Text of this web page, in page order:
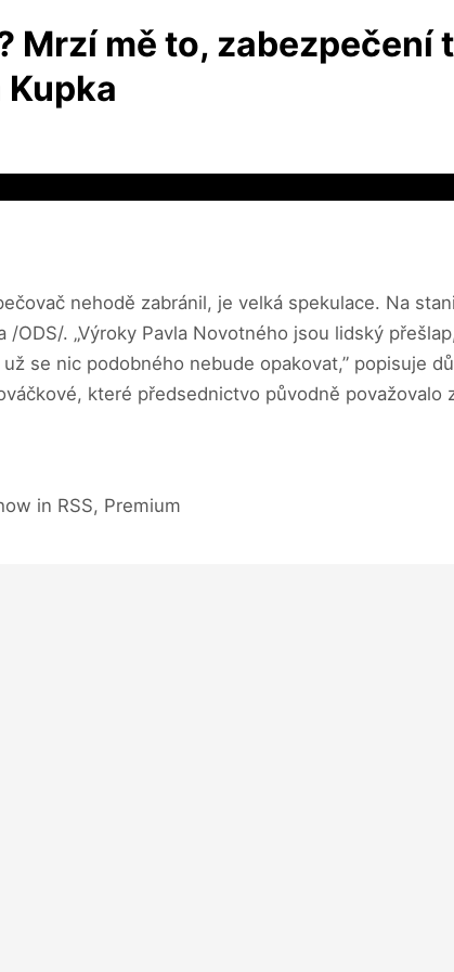
Mrzí mě to, zabezpečení
nehodě zabránil, je velká spekulace. Na
ODS/. „Výroky Pavla Novotného jsou lidský
se nic podobného nebude opakovat,” popisuje
které předsednictvo původně
in RSS, Premium